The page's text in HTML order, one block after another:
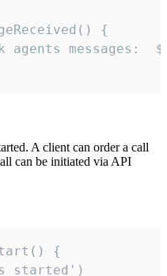
{
A client can order a call
can be initiated via API
{
started')